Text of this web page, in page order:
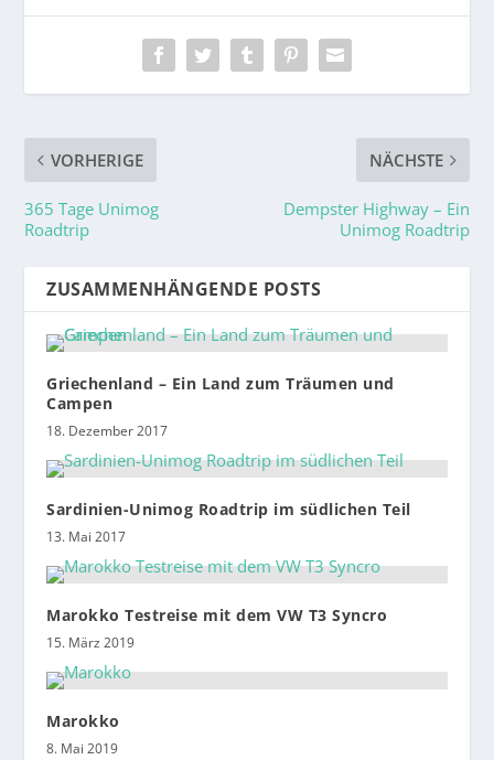
VORHERIGE
365 Tage Unimog
Roadtrip
NÄCHSTE
Dempster Highway – Ein
Unimog Roadtrip
ZUSAMMENHÄNGENDE POSTS
Griechenland – Ein Land zum Träumen und
Campen
18. Dezember 2017
Sardinien-Unimog Roadtrip im südlichen Teil
13. Mai 2017
Marokko Testreise mit dem VW T3 Syncro
15. März 2019
Marokko
8. Mai 2019